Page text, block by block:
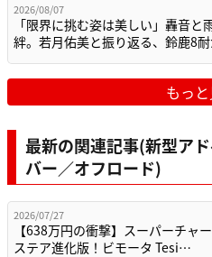
2026/08/07
「限界に挑む姿は美しい」轟音と
絆。若月佑美と振り返る、鈴鹿8
もっ
最新の関連記事(新型ア
バー／オフロード)
2026/07/27
【638万円の衝撃】スーパーチャ
ステア進化版！ビモータ Tesi…